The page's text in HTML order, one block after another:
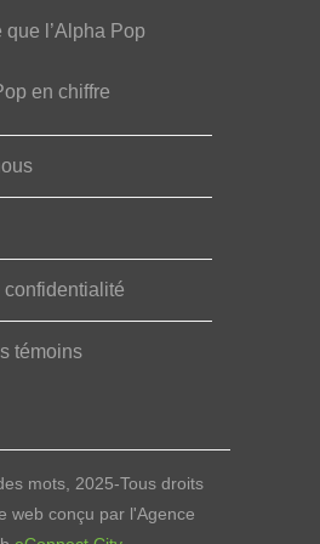
que l’Alpha Pop
en chiffre
confidentialité
témoins
mots, 2025-Tous droits
web conçu par l'Agence